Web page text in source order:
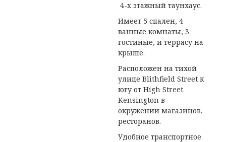
4-х этажный таунхаус.
Имеет 5 спален, 4
ванные комнаты, 3
гостиные, и террасу на
крыше.
Расположен на тихой
улице Blithfield Street к
югу от High Street
Kensington в
окружении магазинов,
ресторанов.
Удобное транспортное